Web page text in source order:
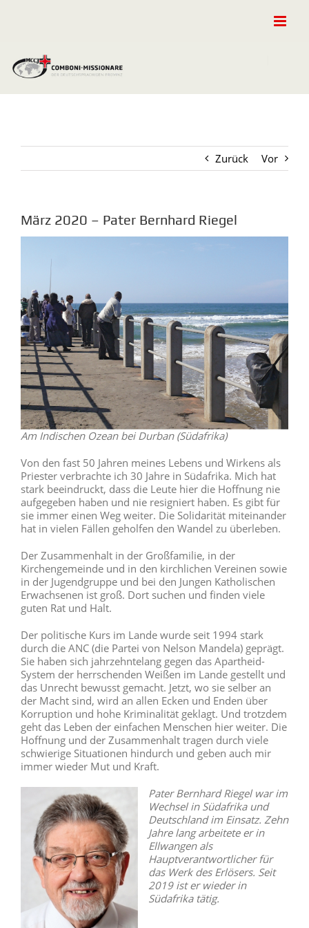
Zurück Vor
März 2020 – Pater Bernhard Riegel
Am Indischen Ozean bei Durban (Südafrika)
Von den fast 50 Jahren meines Lebens und Wirkens als
Priester verbrachte ich 30 Jahre in Südafrika. Mich hat
stark beeindruckt, dass die Leute hier die Hoffnung nie
aufgegeben haben und nie resigniert haben. Es gibt für
sie immer einen Weg weiter. Die Solidarität miteinander
hat in vielen Fällen geholfen den Wandel zu überleben.
Der Zusammenhalt in der Großfamilie, in der
Kirchengemeinde und in den kirchlichen Vereinen sowie
in der Jugendgruppe und bei den Jungen Katholischen
Erwachsenen ist groß. Dort suchen und finden viele
guten Rat und Halt.
Der politische Kurs im Lande wurde seit 1994 stark
durch die ANC (die Partei von Nelson Mandela) geprägt.
Sie haben sich jahrzehntelang gegen das Apartheid-
System der herrschenden Weißen im Lande gestellt und
das Unrecht bewusst gemacht. Jetzt, wo sie selber an
der Macht sind, wird an allen Ecken und Enden über
Korruption und hohe Kriminalität geklagt. Und trotzdem
geht das Leben der einfachen Menschen hier weiter. Die
Hoffnung und der Zusammenhalt tragen durch viele
schwierige Situationen hindurch und geben auch mir
immer wieder Mut und Kraft.
Pater Bernhard Riegel war im
Wechsel in Südafrika und
Deutschland im Einsatz. Zehn
Jahre lang arbeitete er in
Ellwangen als
Hauptverantwortlicher für
das Werk des Erlösers. Seit
2019 ist er wieder in
Südafrika tätig.